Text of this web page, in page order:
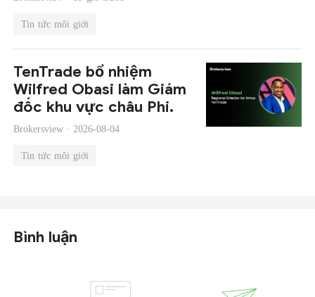
Tin tức môi giới
TenTrade bổ nhiệm
Wilfred Obasi làm Giám
đốc khu vực châu Phi.
Brokersview · 2026-08-04
Tin tức môi giới
Bình luận